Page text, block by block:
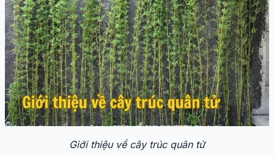
Giới thiệu về cây trúc quân tử